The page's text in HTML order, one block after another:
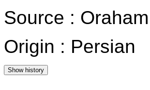
Source :
Origin : Persian